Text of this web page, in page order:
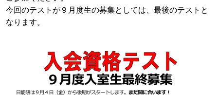
今回のテストが９月度生の募集としては、最後のテストと
なります。